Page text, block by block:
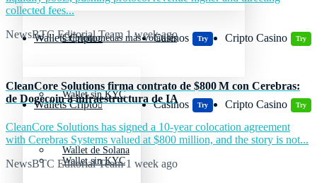
Wallets Cripto
Wallet sin KYC
Wallet de Solana
Casinos Try Cripto Casino Try
Criptomonedas más volátiles
Wallets Cripto
Wallet sin KYC
Casinos Try Cripto Casino Try
collected fees...
NewsBTC Editorial Team1 week ago
CleanCore Solutions firma contrato de $800 M con Cerebras:
de Dogecoin a infraestructura de IA
CleanCore Solutions has signed a 10-year colocation agreement
with Cerebras Systems valued at $800 million, and the story is not...
NewsBTC Editorial Team1 week ago